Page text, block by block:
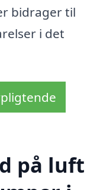
bidrager til
i det
på luft